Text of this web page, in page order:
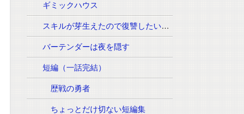
ギミックハウス
スキルが芽生えたので復讐したいと思います
バーテンダーは夜を隠す
短編（一話完結）
歴戦の勇者
ちょっとだけ切ない短編集